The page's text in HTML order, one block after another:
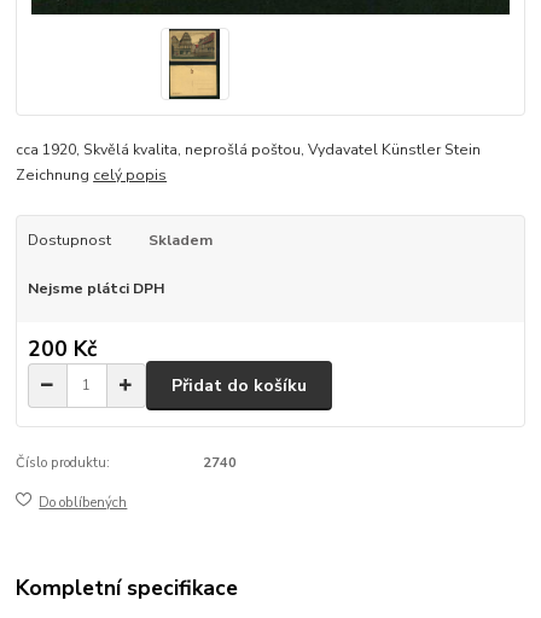
cca 1920, Skvělá kvalita, neprošlá poštou, Vydavatel Künstler Stein
Zeichnung celý popis
Dostupnost Skladem
Nejsme plátci DPH
200 Kč
Přidat do košíku
Číslo produktu: 2740
Do oblíbených
Kompletní specifikace